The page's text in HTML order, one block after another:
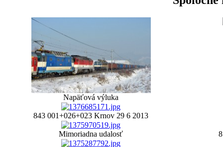
Napäťová výluka
843 001+026+023 Krnov 29 6 2013
Mimoriadna udalosť